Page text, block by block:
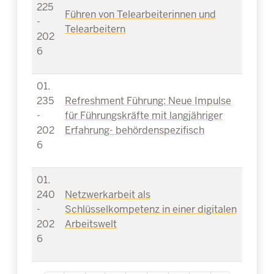
225
-
202
6
Führen von Telearbeiterinnen und
Telearbeitern
01.
235
-
202
6
Refreshment Führung: Neue Impulse
für Führungskräfte mit langjähriger
Erfahrung- behördenspezifisch
01.
240
-
202
6
Netzwerkarbeit als
Schlüsselkompetenz in einer digitalen
Arbeitswelt